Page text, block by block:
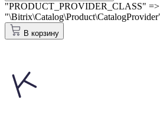
"PRODUCT_PROVIDER_CLASS" =>
В корзину